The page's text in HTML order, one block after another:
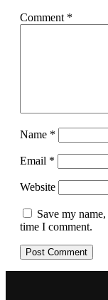
Comment *
Name *
Email *
Website
Save my
time I comment.